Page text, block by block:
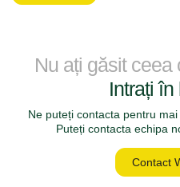
Nu ați găsit ceea
Intrați în
Ne puteți contacta pentru
Puteți contacta echipa
Contact